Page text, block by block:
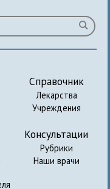
Справочник
Лекарства
Учреждения
Консультации
Рубрики
Наши врачи